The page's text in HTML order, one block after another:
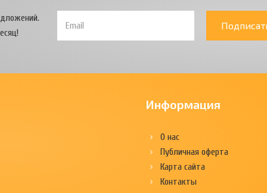
Информация
О нас
Публичная оферта
Карта сайта
Контакты